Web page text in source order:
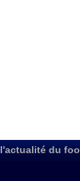
du